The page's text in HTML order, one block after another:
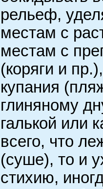
рельеф,
местам с
местам с
(коряги и
купания
глиняному
галькой или
всего, что
(суше), то и
стихию,